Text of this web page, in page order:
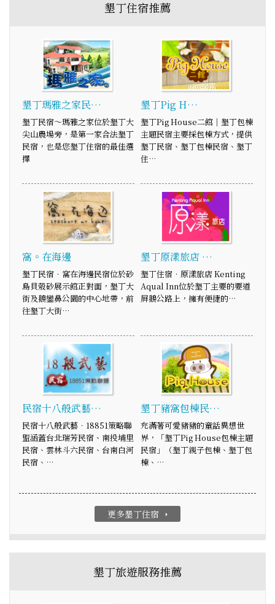
墾丁住宿推薦
墾丁瑪雅之家民…
墾丁民宿～瑪雅之家位於墾丁大
尖山農場旁，是第一家合法墾丁
民宿，也是您墾丁住宿的最佳選
擇
墾丁Pig H…
墾丁Pig House二館｜墾丁包棟
主題民宿主要採包棟方式，提供
墾丁民宿、墾丁包棟民宿、墾丁
住…
窩。在海邊
墾丁民宿．窩在海邊民宿位於砂
島貝殼砂展示館正對面，墾丁大
街及鵝鑾鼻公園的中心地帶，前
往墾丁大街…
墾丁原漾旅店 …
墾丁住宿‧原漾旅店 Kenting
Aqual Inn位於墾丁主要的要道
屏鵝公路上，擁有便捷的…
民宿十八般武藝…
民宿十八般武藝‧18851策略聯
盟涵蓋台北瑞芳民宿、南投埔里
民宿、雲林斗六民宿、台南白河
民宿、…
墾丁豬窩包棟民…
充滿著可愛豬豬的童話異想世
界，「墾丁Pig House包棟主題
民宿」（墾丁親子包棟、墾丁包
棟、…
更多墾丁住宿 arrow_right
墾丁旅遊服務推薦